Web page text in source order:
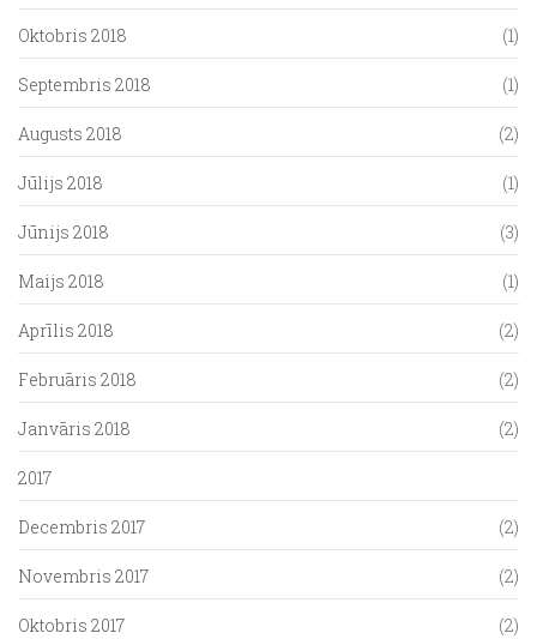
Oktobris 2018 (1)
Septembris 2018 (1)
Augusts 2018 (2)
Jūlijs 2018 (1)
Jūnijs 2018 (3)
Maijs 2018 (1)
Aprīlis 2018 (2)
Februāris 2018 (2)
Janvāris 2018 (2)
2017
Decembris 2017 (2)
Novembris 2017 (2)
Oktobris 2017 (2)